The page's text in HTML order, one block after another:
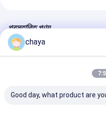
ভেটেরিনারি আল্ট্রাসাউন্ড স্ক্যানার
ডিজিটাল ইলেক্ট্রনিক কলপোক্পপ
প্রস্তাবিত পণ্য
chaya
Good day, what product are